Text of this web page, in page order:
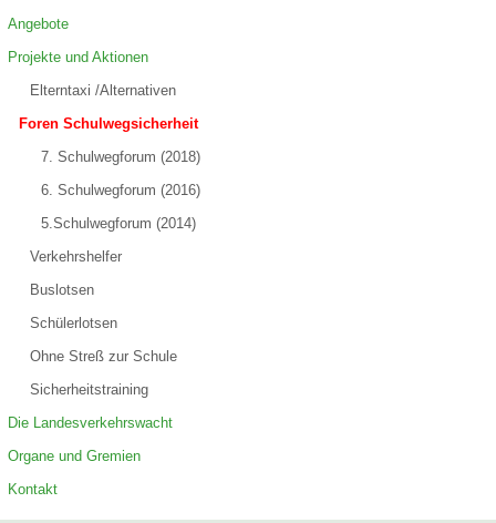
Angebote
Projekte und Aktionen
Elterntaxi /Alternativen
Foren Schulwegsicherheit
7. Schulwegforum (2018)
6. Schulwegforum (2016)
5.Schulwegforum (2014)
Verkehrshelfer
Buslotsen
Schülerlotsen
Ohne Streß zur Schule
Sicherheitstraining
Die Landesverkehrswacht
Organe und Gremien
Kontakt